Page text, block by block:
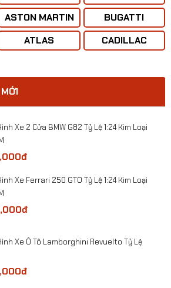
Tiêm kích tàng hình J-50 tỷ lệ
ASTON MARTIN
ATLAS
BUGATTI
CADILLAC
Xe 2 Cửa BMW G82 Tỷ Lệ 1:24 Kim Loại
Xe Ferrari 250 GTO Tỷ Lệ 1:24 Kim Loại
Xe Ô Tô Lamborghini Revuelto Tỷ Lệ